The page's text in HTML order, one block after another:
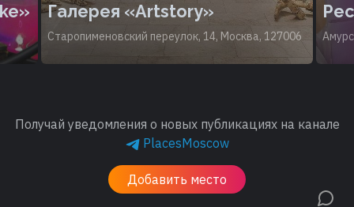
Галерея «Artstory»
Старопименовский переулок, 14, Москва, 127006
Получай уведомления о новых публикациях на канале
PlacesMoscow
Добавить место